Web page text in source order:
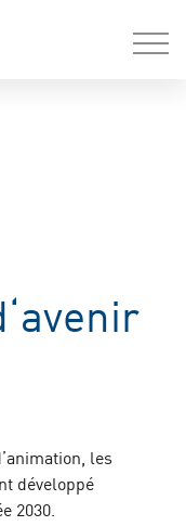
les
développé
2030.